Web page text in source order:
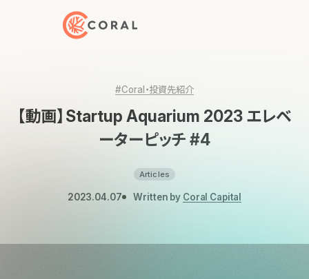
トップページへ戻る
#Coral・投資先紹介
【動画】Startup Aquarium 2023 エレベ
ーターピッチ #4
Articles
2023.04.07 Written by Coral Capital